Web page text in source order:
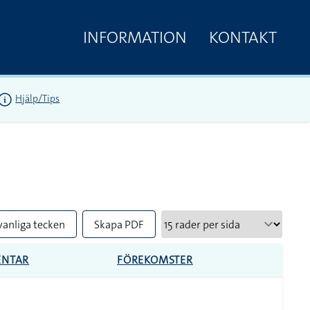
INFORMATION KONTAKT
Hjälp/Tips
tecken Skapa PDF
FÖREKOMSTER